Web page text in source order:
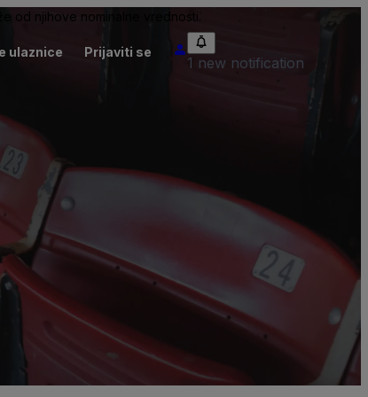
od njihove nominalne vrednosti.
ulaznice Prijaviti se
1 new notification